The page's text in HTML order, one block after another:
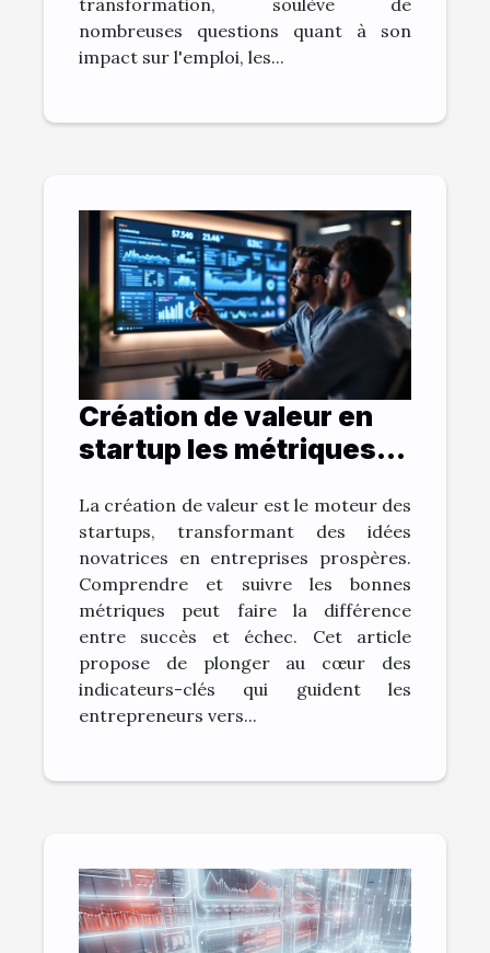
nombreuses questions quant à son
impact sur l'emploi, les...
Création de valeur en
startup les métriques
La création de valeur est le moteur des
startups, transformant des idées
novatrices en entreprises prospères.
Comprendre et suivre les bonnes
métriques peut faire la différence
entre succès et échec. Cet article
propose de plonger au cœur des
indicateurs-clés qui guident les
entrepreneurs vers...